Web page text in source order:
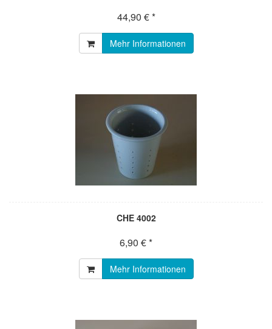
44,90 € *
Mehr Informationen
CHE 4002
6,90 € *
Mehr Informationen